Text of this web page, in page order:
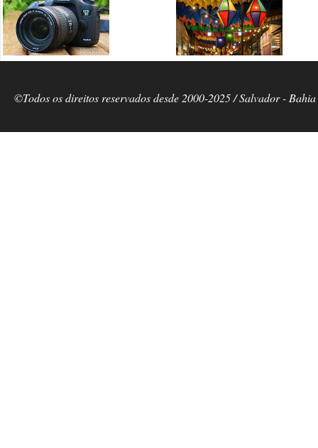
©Todos os direitos reservados desde 2000-2025 / Salvador -